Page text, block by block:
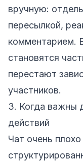
вручную:
пересылкой,
комментарием.
становятся
перестают
участников.
3. Когда важны
действий
Чат очень